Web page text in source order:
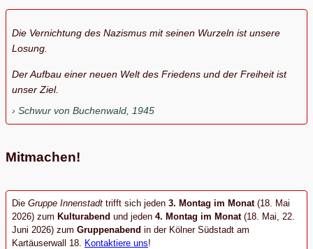
Die Vernichtung des Nazismus mit seinen Wurzeln ist unsere
Losung.
Der Aufbau einer neuen Welt des Friedens und der Freiheit ist
unser Ziel.
Schwur von Buchenwald, 1945
Mitmachen!
Die Gruppe Innenstadt trifft sich jeden 3. Montag im Monat (18. Mai
2026) zum Kulturabend und jeden 4. Montag im Monat(18. Mai, 22.
Juni 2026) zum Gruppenabend in der Kölner Südstadt am
Kartäuserwall 18. Kontaktiere uns!